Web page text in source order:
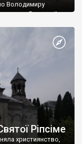
Володимиру
Василю ІІ, та
християнином.
Таврійського
Ріпсіме
християнство,